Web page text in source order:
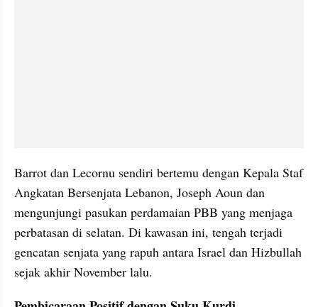
Barrot dan Lecornu sendiri bertemu dengan Kepala Staf
Angkatan Bersenjata Lebanon, Joseph Aoun dan
mengunjungi pasukan perdamaian PBB yang menjaga
perbatasan di selatan. Di kawasan ini, tengah terjadi
gencatan senjata yang rapuh antara Israel dan Hizbullah
sejak akhir November lalu.